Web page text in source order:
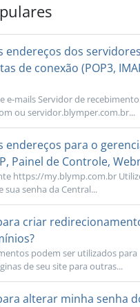
endereços dos
de conexão (POP3,
e-mails Servidor de
ou servidor.blymper.com.br...
endereços para o
Painel de Controle,
https://my.blymp.com.br
sua senha da Central...
criar
podem ser utilizados para
de seu site para outras...
alterar minha senha